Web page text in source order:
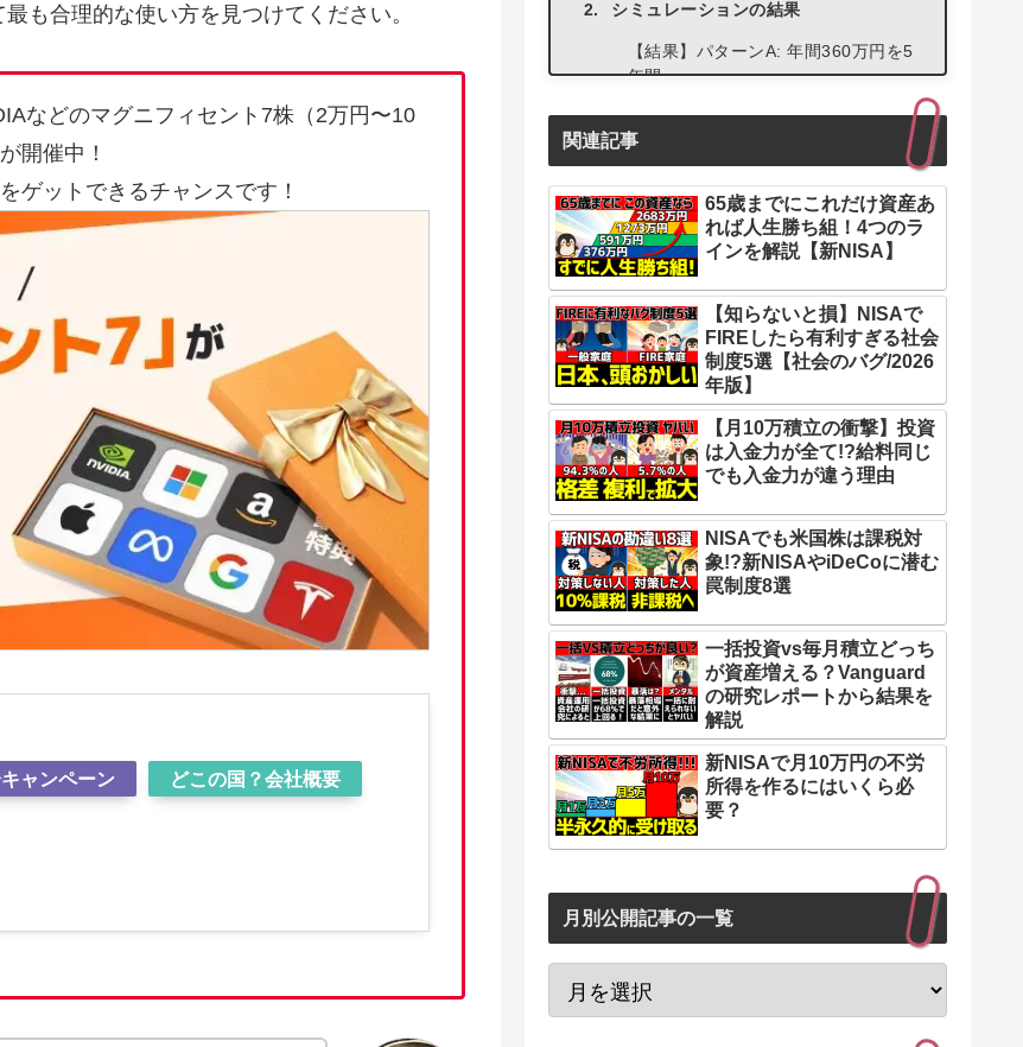
も合理的な使い方を見つけてください。
などのマグニフィセント7株（2万円〜10
開催中！
ゲットできるチャンスです！
ャンペーン どこの国？会社概要
シミュレーションの結果
【結果】パターンA: 年間360万円を5
年間
【結果】パターンB: 年間180万円を
10年間
【結果】パターンC: 年間120万円を
15年間
【結果】パターンD: 年間90万円を20
年間
【結果】パターンE: 年間60万円を30
年間
シミュレーションの結果
短期間でNISA枠を埋める投資戦略が
オススメな人
長期間でNISA枠を埋める投資戦略が
オススメな人
今回のシミュレーションの注意点
①S&P500が超優秀だった
②年間リターンシャッフルに注意
③結局、リスク許容度が最重要
S&P500の年利シャッフル積立シミュ
レーションはこちら
関連記事
65歳までにこれだけ資産あ
れば人生勝ち組！4つのラ
インを解説【新NISA】
【知らないと損】NISAで
FIREしたら有利すぎる社会
制度5選【社会のバグ/2026
年版】
【月10万積立の衝撃】投資
は入金力が全て!?給料同じ
でも入金力が違う理由
NISAでも米国株は課税対
象!?新NISAやiDeCoに潜む
罠制度8選
一括投資vs毎月積立どっち
が資産増える？Vanguard
の研究レポートから結果を
解説
新NISAで月10万円の不労
所得を作るにはいくら必
要？
月別公開記事の一覧